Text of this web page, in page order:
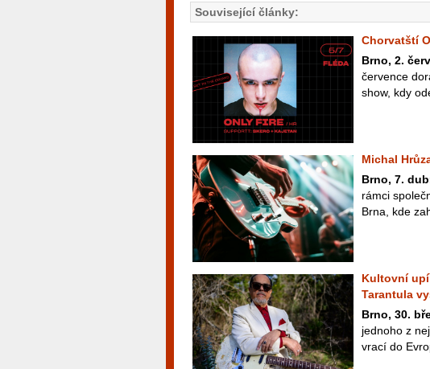
Související články:
Chorvatští
Brno, 2.
července
show, kdy
Michal
Brno, 7.
rámci
Brna, kde
Kultovní
Tarantula
Brno, 30.
jednoho z
vrací do